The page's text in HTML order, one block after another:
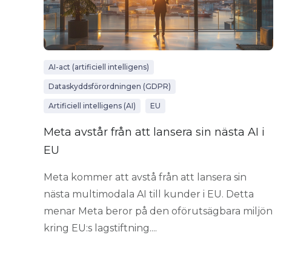
AI-act (artificiell intelligens)
Dataskyddsförordningen (GDPR)
Artificiell intelligens (AI) EU
Meta avstår från att lansera sin nästa AI i
EU
Meta kommer att avstå från att lansera sin
nästa multimodala AI till kunder i EU. Detta
menar Meta beror på den oförutsägbara miljön
kring EU:s lagstiftning....